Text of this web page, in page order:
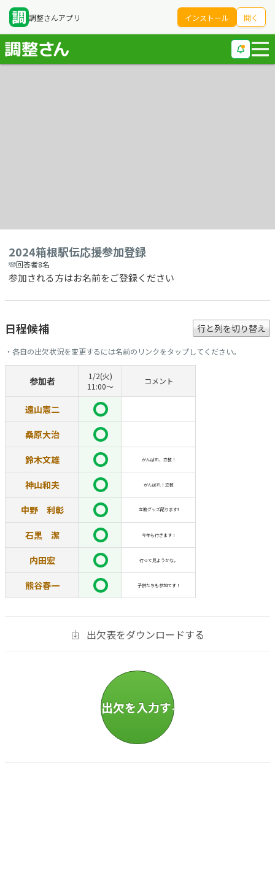
調整さんアプリ インストール 開く
2024箱根駅伝応援参加登録
回答者8名
参加される方はお名前をご登録ください
日程候補 行と列を切り替え
・各自の出欠状況を変更するには名前のリンクをタップしてください。
参加者
1/2(火)
11:00〜
コメント
遠山憲二
桑原大治
鈴木文雄 がんばれ、立教！
神山和夫 がんばれ！立教
中野 利彰 立教グッズ配ります❗
石黒 潔 今年も行きます！
内田宏 行って見ようかな。
熊谷春一 子供たちも参加です！
出欠表をダウンロードする